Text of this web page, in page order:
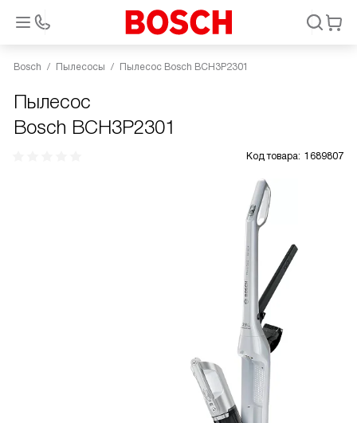
Bosch Пылесосы Пылесос Bosch BCH3P2301
Пылесос
Bosch BCH3P2301
Код товара: 1689807